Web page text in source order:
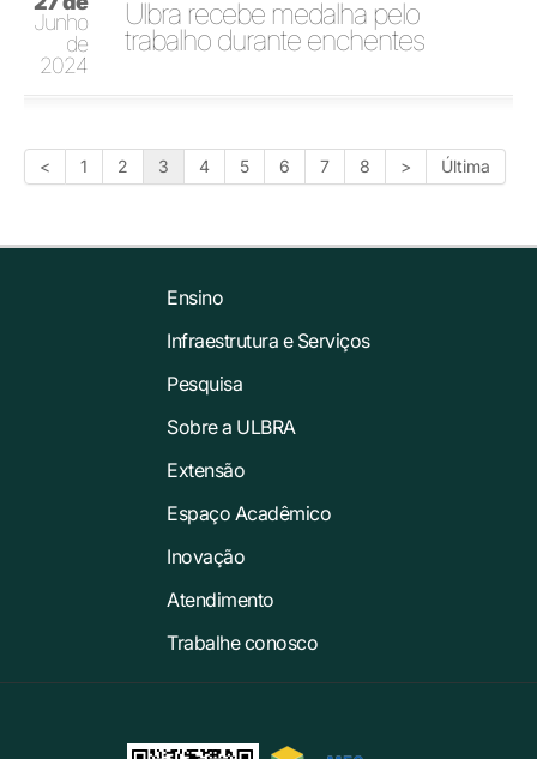
Junho
de
2024
Ulbra recebe medalha pelo
trabalho durante enchentes
< 1 2 3 4 5 6 7 8 > Última
Ensino
Infraestrutura e Serviços
Pesquisa
Sobre a ULBRA
Extensão
Espaço Acadêmico
Inovação
Atendimento
Trabalhe conosco